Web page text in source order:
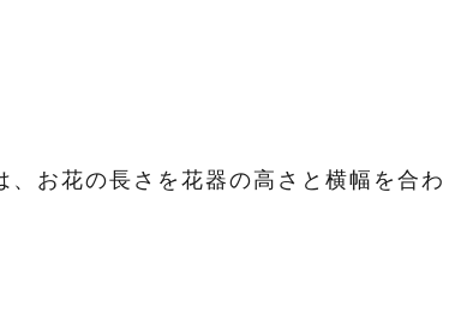
お花の長さを花器の高さと横幅を合わ